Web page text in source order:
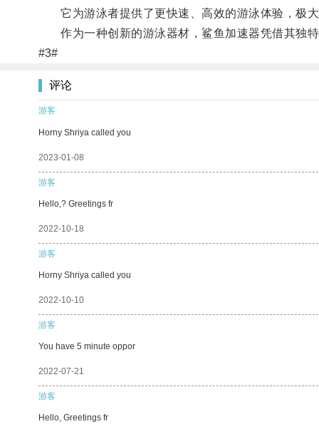
它为游泳者提供了更快速、高效的游泳体验，极大
作为一种创新的游泳器材，鲨鱼加速器凭借其独特
#3#
评论
游客
Horny Shriya called you
2023-01-08
游客
Hello,? Greetings fr
2022-10-18
游客
Horny Shriya called you
2022-10-10
游客
You have 5 minute oppor
2022-07-21
游客
Hello, Greetings fr